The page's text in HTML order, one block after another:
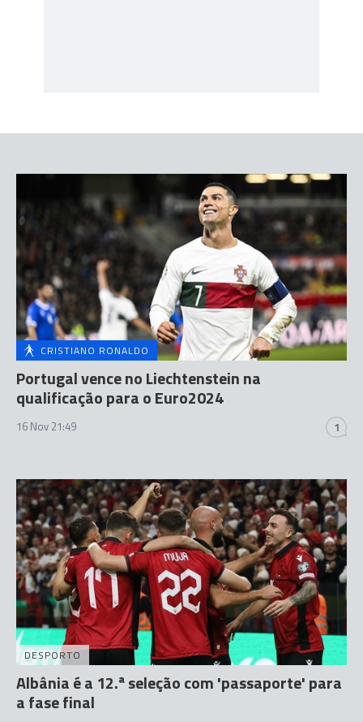
CRISTIANO RONALDO
Portugal vence no Liechtenstein na
qualificação para o Euro2024
16 Nov 21:49 1
DESPORTO
Albânia é a 12.ª seleção com 'passaporte' para
a fase final